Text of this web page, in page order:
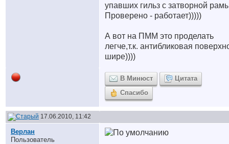
упавших гильз с затворной
Проверено - работает)))))
А вот на ПММ это проделать
легче,т.к. антибликовая
шире))))
В Минюст
Цитата
Спасибо
17.06.2010, 11:42
Верлан
Пользователь